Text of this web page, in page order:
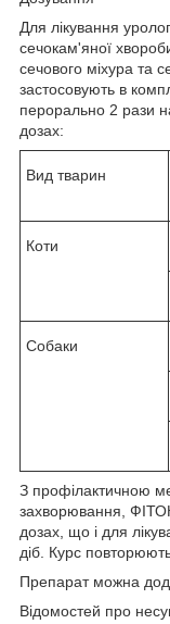
Для лікування
сечокам'яної
сечового міхура та
застосовують в
перорально 2 рази
дозах:
Вид тварин
Коти
Собаки
З профілактичною
захворювання,
дозах, що і для
діб. Курс
Препарат можна
Відомостей про